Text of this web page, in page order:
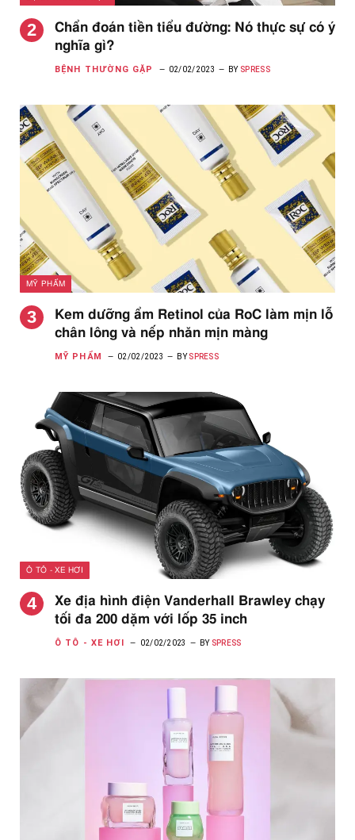
Chẩn đoán tiền tiểu đường: Nó thực sự có ý
nghĩa gì?
BỆNH THƯỜNG GẶP 02/02/2023 BY SPRESS
MỸ PHẨM
Kem dưỡng ẩm Retinol của RoC làm mịn lỗ
chân lông và nếp nhăn mịn màng
MỸ PHẨM 02/02/2023 BY SPRESS
Ô TÔ - XE HƠI
Xe địa hình điện Vanderhall Brawley chạy
tối đa 200 dặm với lốp 35 inch
Ô TÔ - XE HƠI 02/02/2023 BY SPRESS